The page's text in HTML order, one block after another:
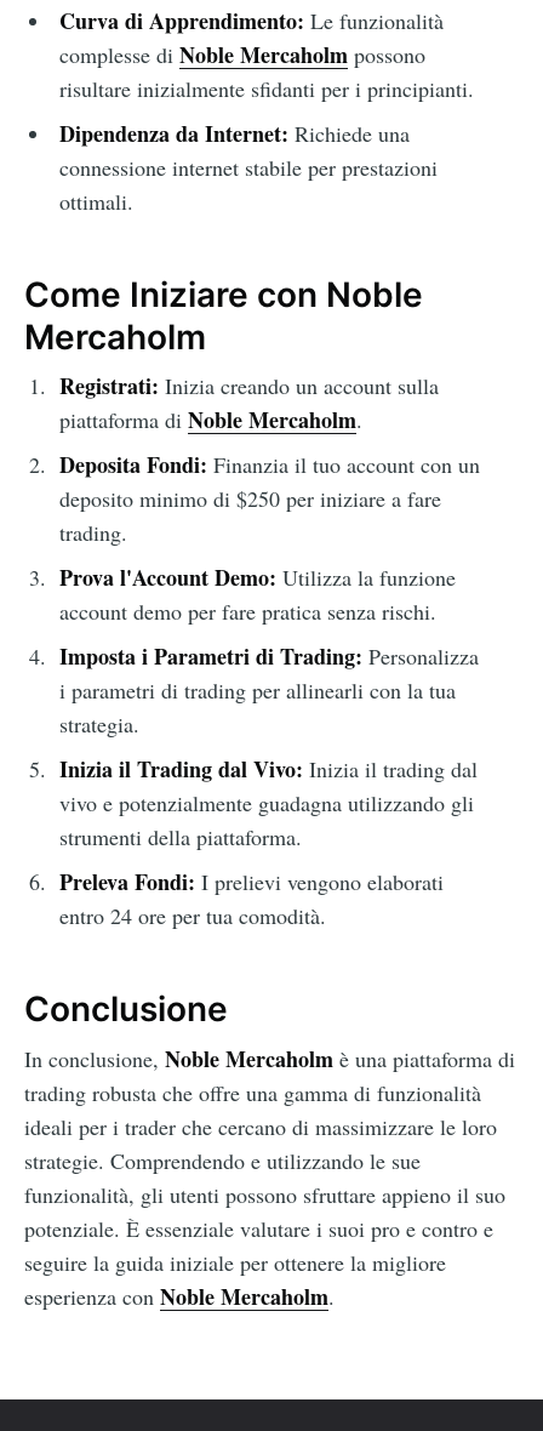
Curva di Apprendimento: Le funzionalità
complesse di Noble Mercaholm possono
risultare inizialmente sfidanti per i principianti.
Dipendenza da Internet: Richiede una
connessione internet stabile per prestazioni
ottimali.
Come Iniziare con Noble
Mercaholm
Registrati: Inizia creando un account sulla
piattaforma di Noble Mercaholm.
Deposita Fondi: Finanzia il tuo account con un
deposito minimo di $250 per iniziare a fare
trading.
Prova l'Account Demo: Utilizza la funzione
account demo per fare pratica senza rischi.
Imposta i Parametri di Trading: Personalizza
i parametri di trading per allinearli con la tua
strategia.
Inizia il Trading dal Vivo: Inizia il trading dal
vivo e potenzialmente guadagna utilizzando gli
strumenti della piattaforma.
Preleva Fondi: I prelievi vengono elaborati
entro 24 ore per tua comodità.
Conclusione
In conclusione, Noble Mercaholm è una piattaforma di
trading robusta che offre una gamma di funzionalità
ideali per i trader che cercano di massimizzare le loro
strategie. Comprendendo e utilizzando le sue
funzionalità, gli utenti possono sfruttare appieno il suo
potenziale. È essenziale valutare i suoi pro e contro e
seguire la guida iniziale per ottenere la migliore
esperienza con Noble Mercaholm.